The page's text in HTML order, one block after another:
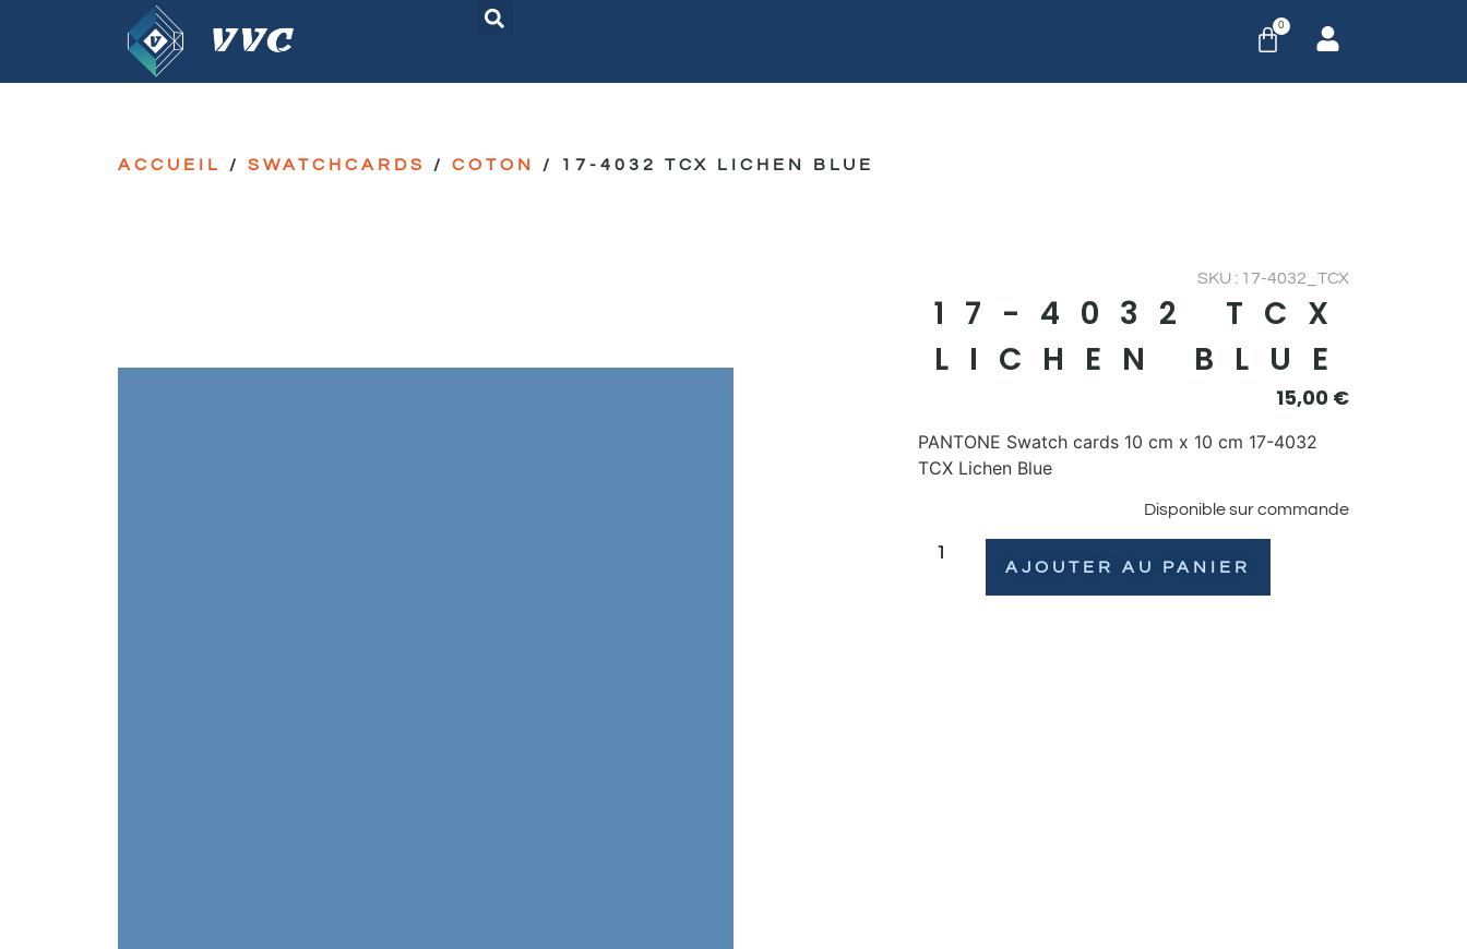
0
ACCUEIL / SWATCHCARDS / COTON / 17-4032 TCX LICHEN BLUE
SKU : 17-4032_TCX
17-4032 TCX
LICHEN BLUE
15,00 €
PANTONE Swatch cards 10 cm x 10 cm 17-4032
TCX Lichen Blue
Disponible sur commande
AJOUTER AU PANIER